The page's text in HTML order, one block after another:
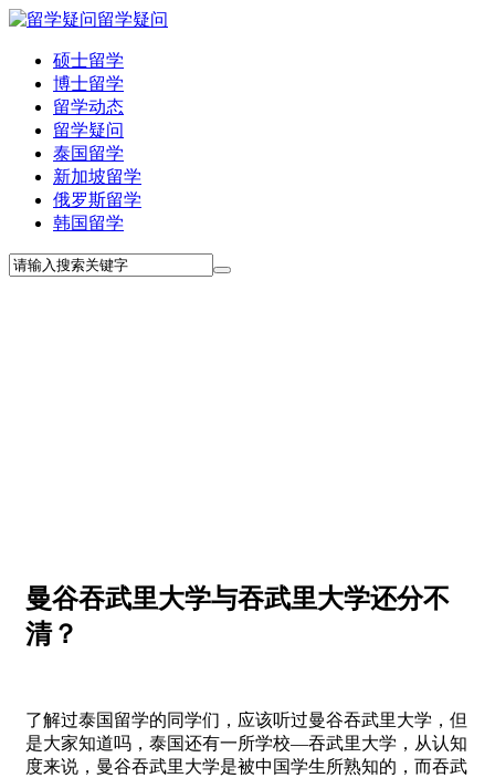
留学疑问
硕士留学
博士留学
留学动态
留学疑问
泰国留学
新加坡留学
俄罗斯留学
韩国留学
曼谷吞武里大学与吞武里大学还分不
清？
了解过泰国留学的同学们，应该听过曼谷吞武里大学，但
是大家知道吗，泰国还有一所学校—吞武里大学，从认知
度来说，曼谷吞武里大学是被中国学生所熟知的，而吞武